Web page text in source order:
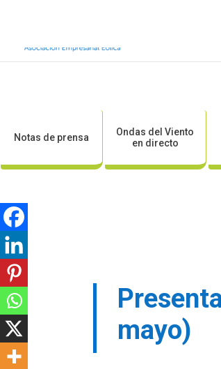
Notas de prensa
Ondas del Viento
en directo
mayo)